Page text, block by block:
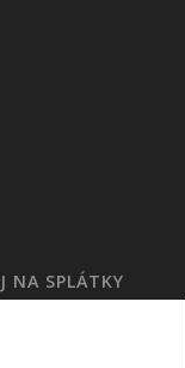
NA SPLÁTKY